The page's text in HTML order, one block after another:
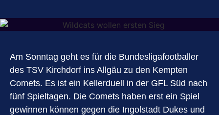
Am Sonntag geht es für die Bundesligafootballer
des TSV Kirchdorf ins Allgäu zu den Kempten
Comets. Es ist ein Kellerduell in der GFL Süd nach
fünf Spieltagen. Die Comets haben erst ein Spiel
gewinnen können gegen die Ingolstadt Dukes und